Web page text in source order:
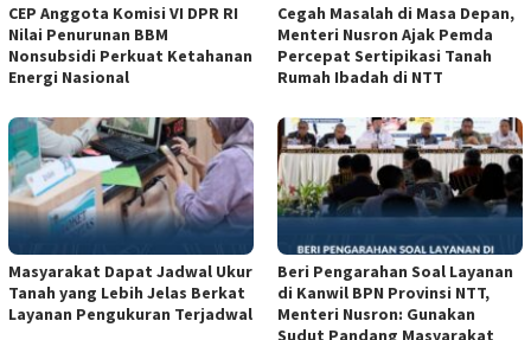
CEP Anggota Komisi VI DPR RI
Nilai Penurunan BBM
Nonsubsidi Perkuat Ketahanan
Energi Nasional
Cegah Masalah di Masa Depan,
Menteri Nusron Ajak Pemda
Percepat Sertipikasi Tanah
Rumah Ibadah di NTT
Masyarakat Dapat Jadwal Ukur
Tanah yang Lebih Jelas Berkat
Layanan Pengukuran Terjadwal
Beri Pengarahan Soal Layanan
di Kanwil BPN Provinsi NTT,
Menteri Nusron: Gunakan
Sudut Pandang Masyarakat